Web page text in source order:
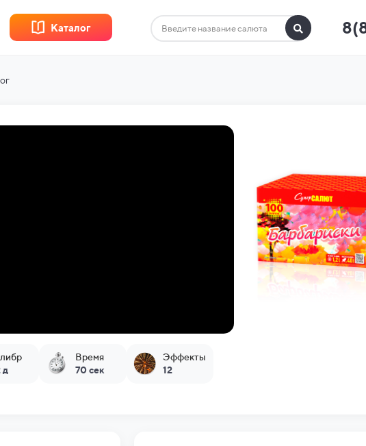
Каталог
д
Время
70 сек
Эффекты
12